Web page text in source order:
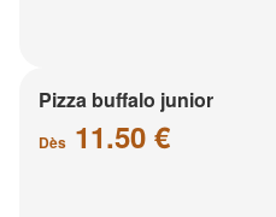
Pizza buffalo junior
Dès 11.50 €